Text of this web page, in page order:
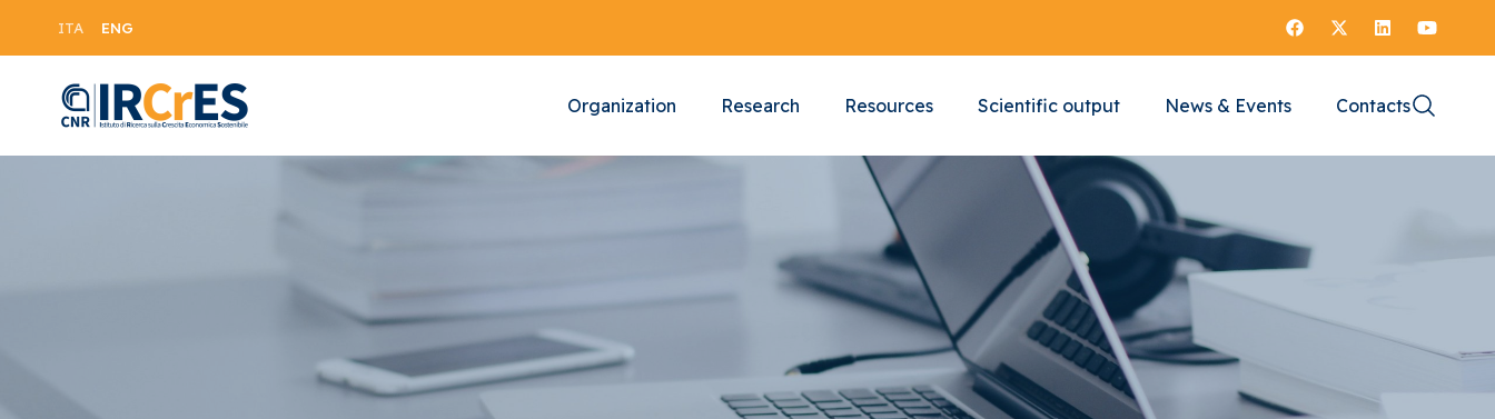
ITA ENG
Organization Research Resources Scientific output News & Events Contacts